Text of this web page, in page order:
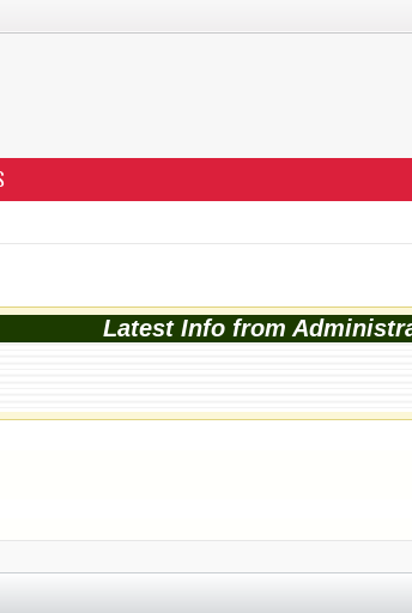
Latest Info from